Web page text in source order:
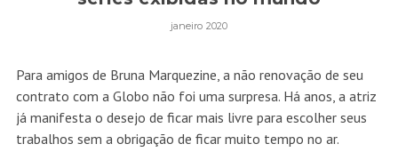
janeiro 2020
Para amigos de Bruna Marquezine, a não renovação de seu
contrato com a Globo não foi uma surpresa. Há anos, a atriz
já manifesta o desejo de ficar mais livre para escolher seus
trabalhos sem a obrigação de ficar muito tempo no ar.